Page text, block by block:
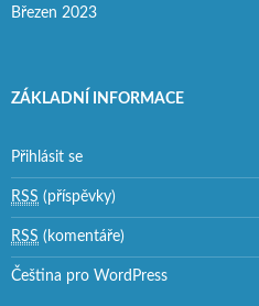
Březen 2023
ZÁKLADNÍ INFORMACE
Přihlásit se
RSS (příspěvky)
RSS (komentáře)
Čeština pro WordPress